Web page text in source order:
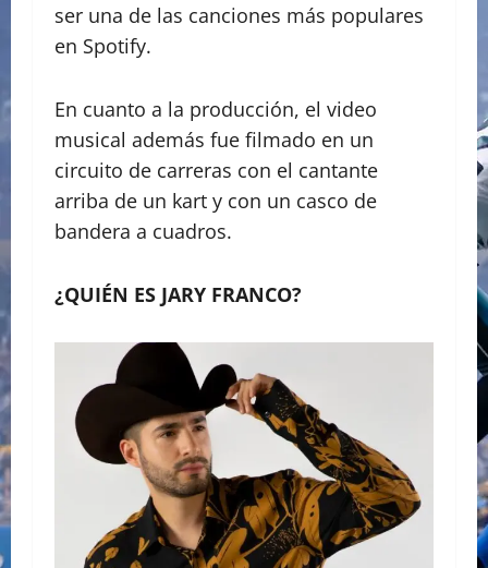
ser una de las canciones más populares
en Spotify.
En cuanto a la producción, el video
musical además fue filmado en un
circuito de carreras con el cantante
arriba de un kart y con un casco de
bandera a cuadros.
¿QUIÉN ES JARY FRANCO?